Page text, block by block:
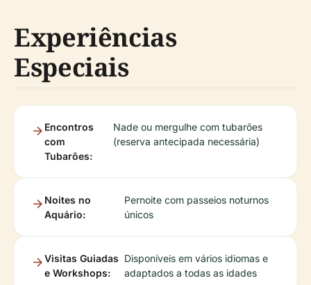
Experiências
Especiais
Encontros
com
Tubarões:
Nade ou mergulhe com tubarões
(reserva antecipada necessária)
Noites no
Aquário:
Pernoite com passeios noturnos
únicos
Visitas Guiadas
e Workshops:
Disponíveis em vários idiomas e
adaptados a todas as idades